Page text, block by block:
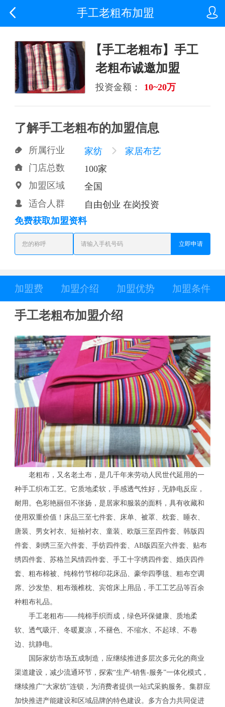

 手工老粗布加盟
【手工老粗布】手工
老粗布诚邀加盟
投资金额： 10~20万
了解手工老粗布的加盟信息
 所属行业 家纺  家居布艺
 门店总数 100家
 加盟区域 全国
 适合人群
自由创业 在岗投资
免费获取加盟资料
立即申请
加盟费 加盟介绍 加盟优势 加盟条件
手工老粗布加盟介绍
老粗布，又名老土布，是几千年来劳动人民世代延用的一
种手工织布工艺。它质地柔软，手感透气性好，无静电反应，
耐用。色彩艳丽但不张扬，是居家和服装的面料，具有收藏和
使用双重价值！床品三至七件套、床单、被罩、枕套、睡衣、
唐装、男女衬衣、短袖衬衣、童装、欧版三至四件套、韩版四
件套、刺绣三至六件套、手纺四件套、AB版四至六件套、贴布
绣四件套、苏格兰风情四件套、手工十字绣四件套、婚庆四件
套、粗布棉被、纯棉竹节棉印花床品、豪华四季毯、粗布空调
席、沙发垫、粗布颈椎枕、宾馆床上用品，手工工艺品等百余
种粗布礼品。
手工老粗布——纯棉手织而成，绿色环保健康、质地柔
软、透气吸汗、冬暖夏凉，不褪色、不缩水、不起球、不卷
边、抗静电。
国际家纺市场五成制造，应继续推进多层次多元化的商业
渠道建设，减少流通环节，探索“生产-销售-服务”一体化模式，
继续推广“大家纺”连锁，为消费者提供一站式采购服务。集群应
加快推进产能建设和区域品牌的特色建设。多方合力共同促进